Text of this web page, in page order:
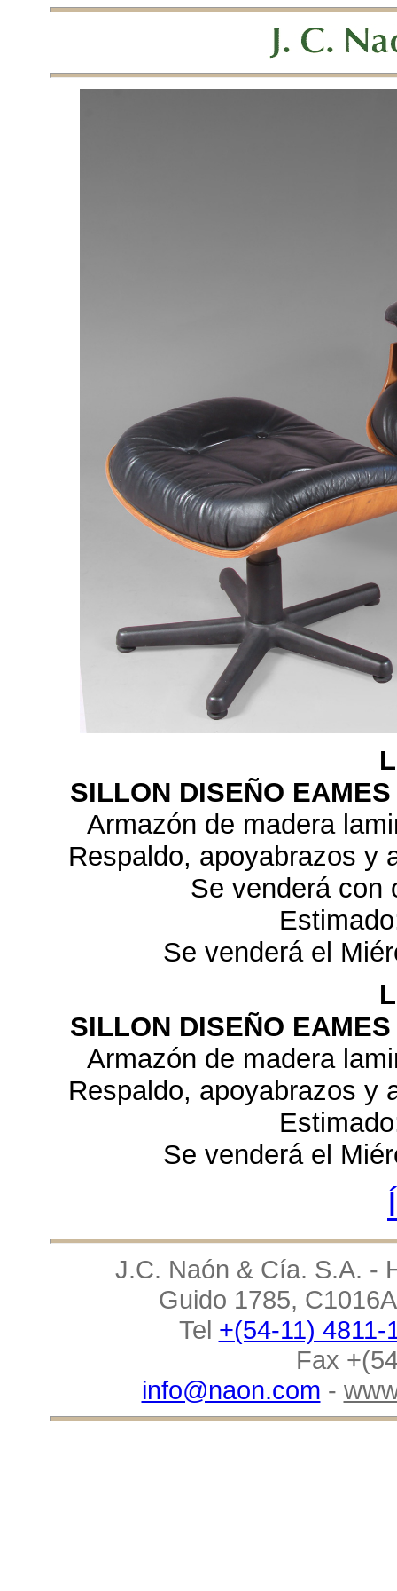
SILLON DISEÑO
Armazón de madera
Respaldo, apoyabrazos y
Se venderá con
Se venderá el
SILLON DISEÑO
Armazón de madera
Respaldo, apoyabrazos y
Se venderá el
J.C. Naón & Cía. S.A. -
Guido 1785,
Tel +(54-11) 4811-
Fax
info@naon.com -